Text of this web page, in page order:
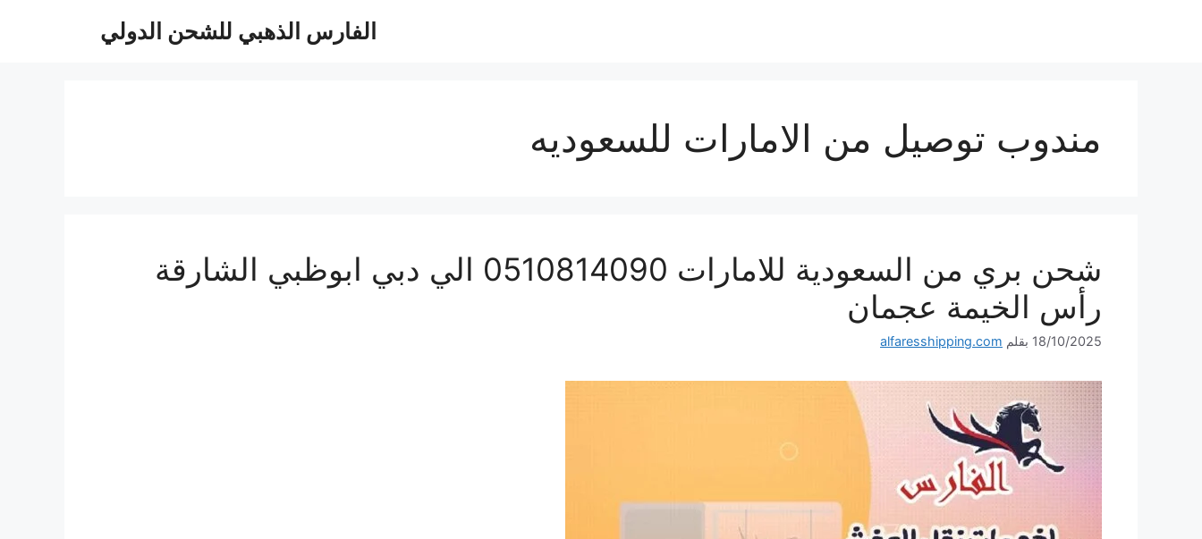
الفارس الذهبي للشحن الدولي
مندوب توصيل من الامارات للسعوديه
شحن بري من السعودية للامارات 0510814090 الي دبي ابوظبي الشارقة
رأس الخيمة عجمان
18/10/2025 بقلم alfaresshipping.com